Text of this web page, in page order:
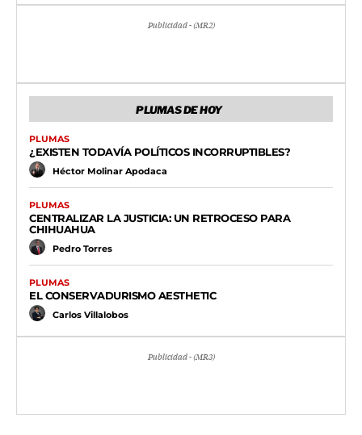
Publicidad - (MR2)
PLUMAS DE HOY
PLUMAS
¿EXISTEN TODAVÍA POLÍTICOS INCORRUPTIBLES?
Héctor Molinar Apodaca
PLUMAS
CENTRALIZAR LA JUSTICIA: UN RETROCESO PARA
CHIHUAHUA
Pedro Torres
PLUMAS
EL CONSERVADURISMO AESTHETIC
Carlos Villalobos
Publicidad - (MR3)